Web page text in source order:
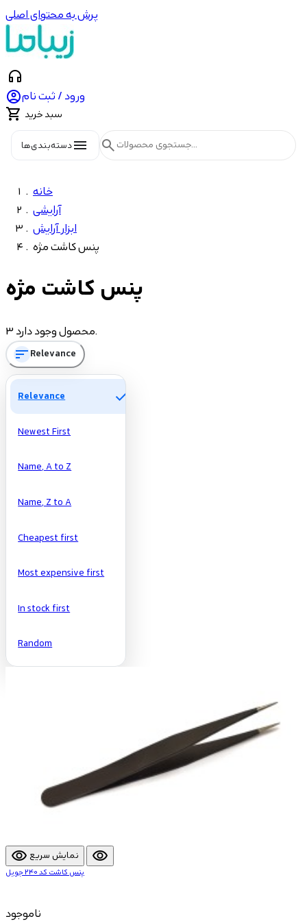
پرش به محتوای اصلی
headphones
ورود / ثبت نام
 سبد خرید
menuدسته‌بندی‌ها search
خانه
آرایشی
ابزار آرایش
پنس کاشت مژه
تومان
تومان
Manufacturers
پنس کاشت مژه
3 محصول وجود دارد.
sortRelevance
Relevance check
Newest First
Name, A to Z
Name, Z to A
Cheapest first
Most expensive first
In stock first
Random
visibility نمایش سریع visibility
پنس کاشت کد 240 جویل
ناموجود